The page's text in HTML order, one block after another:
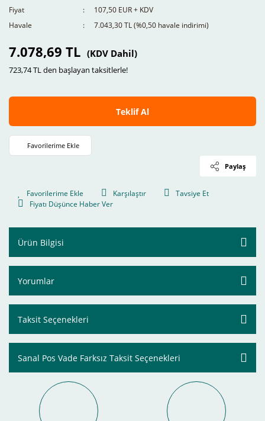
Fiyat
107,50 EUR + KDV
Havale
7.043,30 TL (%0,50 havale indirimi)
7.078,69 TL (KDV Dahil)
723,74 TL den başlayan taksitlerle!
Teklif Al
Paylaş
Karşılaştır
Tavsiye Et
Fiyatı Düşünce Haber Ver
Ürün Bilgisi
Yorumlar
Taksit Seçenekleri
Sanal Pos Vade Farksız Taksit Seçenekleri